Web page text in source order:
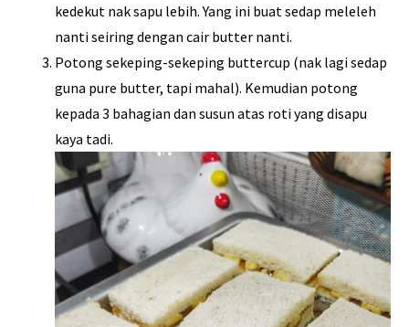
kedekut nak sapu lebih. Yang ini buat sedap meleleh
nanti seiring dengan cair butter nanti.
Potong sekeping-sekeping buttercup (nak lagi sedap
guna pure butter, tapi mahal). Kemudian potong
kepada 3 bahagian dan susun atas roti yang disapu
kaya tadi.